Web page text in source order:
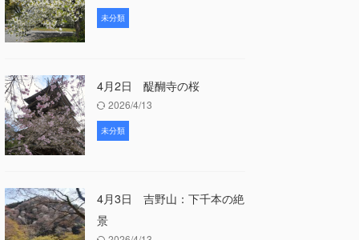
未分類
4月2日 醍醐寺の桜
2026/4/13
未分類
4月3日 吉野山：下千本の絶
景